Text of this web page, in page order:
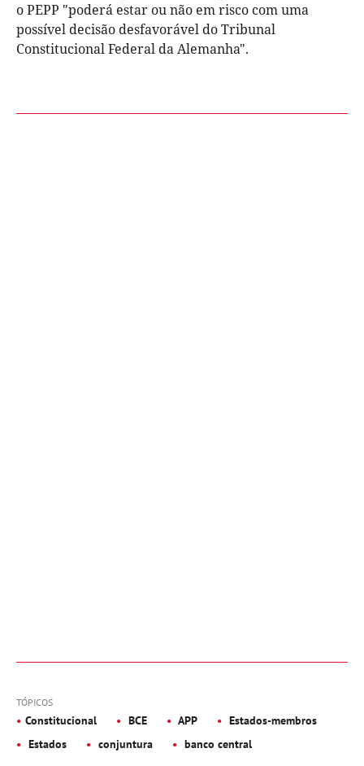
o PEPP "poderá estar ou não em risco com uma
possível decisão desfavorável do Tribunal
Constitucional Federal da Alemanha".
TÓPICOS
Constitucional BCE APP
Estados-membros
Estados
conjuntura banco central